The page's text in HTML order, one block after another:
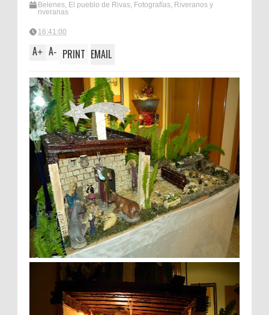
Belenes, El pueblo de Rivas, Fotografías, Riveranos y
riveranas
16:41:00
A+ A- PRINT EMAIL